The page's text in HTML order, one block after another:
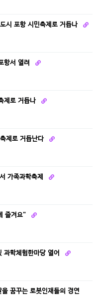
시 포항 시민축제로 거듭나
항서 열려
제로 거듭나
제로 거듭난다
가족과학축제
즐겨요"
과학체험한마당 열어
꿈꾸는 로봇인재들의 경연